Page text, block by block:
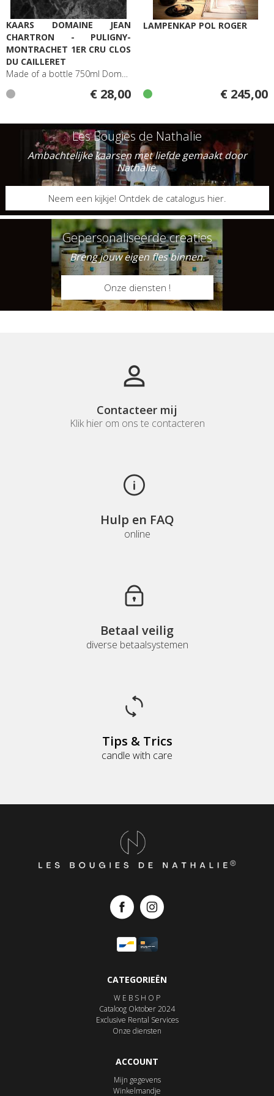
KAARS DOMAINE JEAN
CHARTRON - PULIGNY-
MONTRACHET 1ER CRU CLOS
DU CAILLERET
Made of a bottle 750ml Domaine Jean Chartron Puligny-Montrachet
€ 28,00
LAMPENKAP POL ROGER
€ 245,00
Les Bougies de Nathalie
Ambachtelijke kaarsen met liefde gemaakt door
Nathalie.
Neem een kijkje! Ontdek de catalogus hier.
Gepersonaliseerde creaties
Breng jouw eigen fles binnen.
Onze diensten !
Contacteer mij
Klik hier om ons te contacteren
Hulp en FAQ
online
Betaal veilig
diverse betaalsystemen
Tips & Trics
candle with care
CATEGORIEËN
W E B S H O P
Cataloog Oktober 2024
Exclusive Rental Services
Onze diensten
ACCOUNT
Mijn gegevens
Winkelmandje